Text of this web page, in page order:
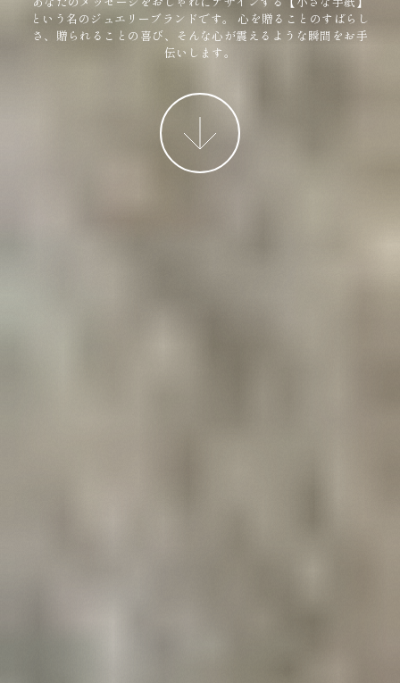
という名のジュエリーブランドです。
心を贈ることのすばらし
さ、贈られることの喜び、そんな心が震えるような瞬間をお手
伝いします。